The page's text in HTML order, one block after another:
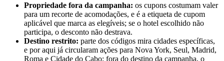
Propriedade fora da campanha: os cupons costumam valer
para um recorte de acomodações, e é a etiqueta de cupom
aplicável que marca as elegíveis; se o hotel escolhido não
participa, o desconto não destrava.
Destino restrito: parte dos códigos mira cidades específicas,
e por aqui já circularam ações para Nova York, Seul, Madrid,
Roma e Cidade do Cabo; fora do destino da campanha, o